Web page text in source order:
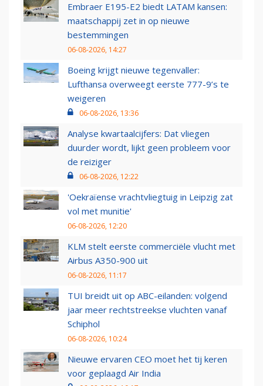
Embraer E195-E2 biedt LATAM kansen:
maatschappij zet in op nieuwe
bestemmingen
06-08-2026, 14:27
Boeing krijgt nieuwe tegenvaller:
Lufthansa overweegt eerste 777-9’s te
weigeren
06-08-2026, 13:36
Analyse kwartaalcijfers: Dat vliegen
duurder wordt, lijkt geen probleem voor
de reiziger
06-08-2026, 12:22
'Oekraïense vrachtvliegtuig in Leipzig zat
vol met munitie'
06-08-2026, 12:20
KLM stelt eerste commerciële vlucht met
Airbus A350-900 uit
06-08-2026, 11:17
TUI breidt uit op ABC-eilanden: volgend
jaar meer rechtstreekse vluchten vanaf
Schiphol
06-08-2026, 10:24
Nieuwe ervaren CEO moet het tij keren
voor geplaagd Air India